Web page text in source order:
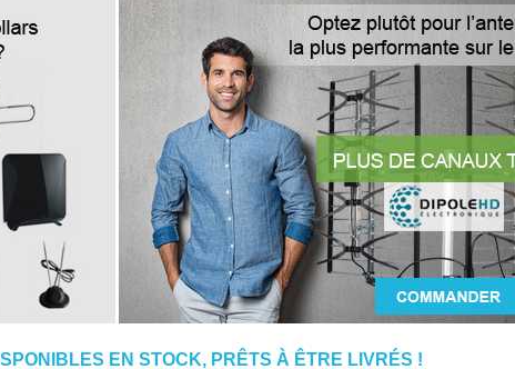
EN STOCK, PRÊTS À ÊTRE LIVRÉS !